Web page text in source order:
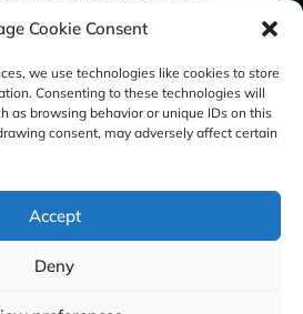
Cookie Consent
we use technologies like cookies to store
Consenting to these technologies will
as browsing behavior or unique IDs on this
consent, may adversely affect certain
Accept
Deny
Política de Privacidad
Aviso Legal
Finance ©2023
el hecho ante la
Nacional del Mercado
(CNMV) y las
competentes.
protocolos
y colaboración con
especializados en
a todos nuestros